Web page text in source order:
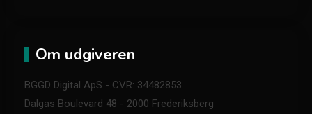
Om udgiveren
BGGD Digital ApS - CVR: 34482853
Dalgas Boulevard 48 - 2000 Frederiksberg